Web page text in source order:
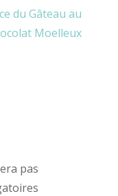
du Gâteau au
Moelleux
pas